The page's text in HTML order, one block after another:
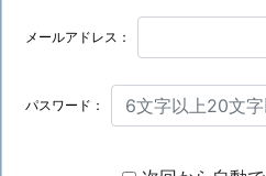
メールアドレス：
パスワード：